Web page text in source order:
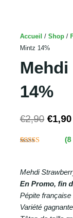
Accueil / Shop /
Mintz 14%
14%
€2,90
était :
€1,90
notations
client
(8
Mehdi
En Promo, fin
Pépite
Variété